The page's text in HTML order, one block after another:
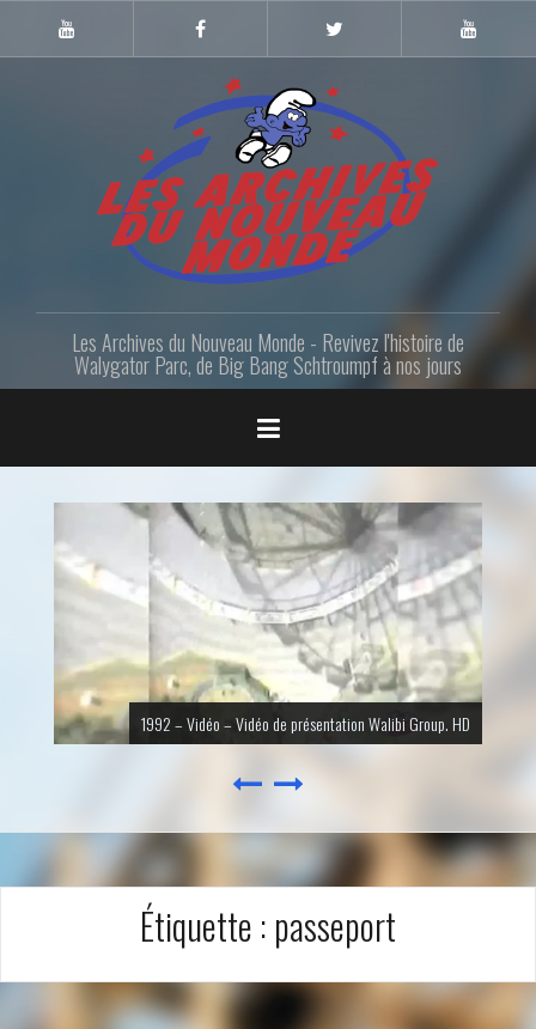
content
Youtube
Gazette
Facebook
Youtube
LANM
Les Archives du Nouveau Monde - Revivez l'histoire de
Walygator Parc, de Big Bang Schtroumpf à nos jours
1992 – Vidéo – Vidéo de présentation Walibi Group. HD
Étiquette : passeport